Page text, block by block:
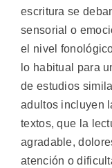
escritura se
sensorial o
el nivel
lo habitual para
de estudios
adultos incluyen
textos, que la
agradable,
atención o